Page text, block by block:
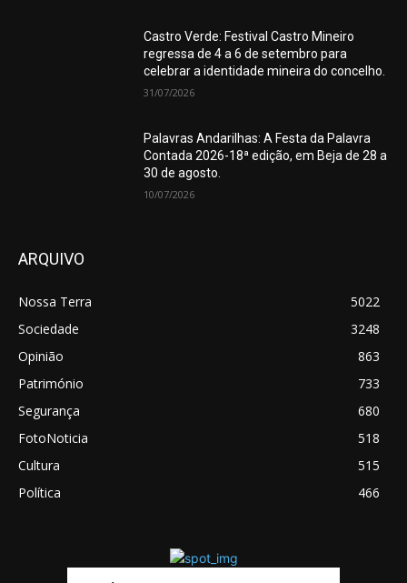
Castro Verde: Festival Castro Mineiro
regressa de 4 a 6 de setembro para
celebrar a identidade mineira do concelho.
31/07/2026
Palavras Andarilhas: A Festa da Palavra
Contada 2026-18ª edição, em Beja de 28 a
30 de agosto.
10/07/2026
ARQUIVO
Nossa Terra
5022
Sociedade
3248
Opinião
863
Património
733
Segurança
680
FotoNoticia
518
Cultura
515
Política
466